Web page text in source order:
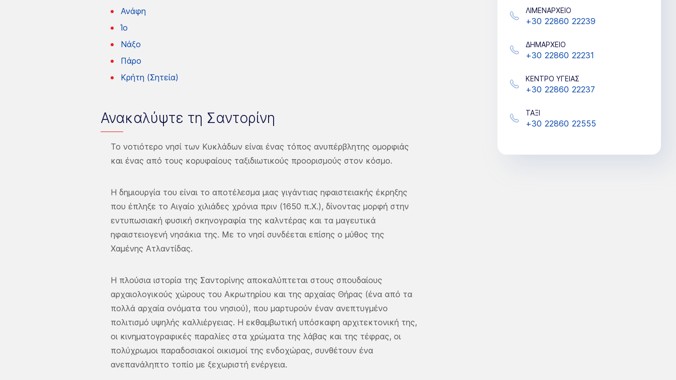
Ανάφη
Ίο
Νάξο
Πάρο
Κρήτη (Σητεία)
Ανακαλύψτε τη Σαντορίνη
Το νοτιότερο νησί των Κυκλάδων είναι ένας τόπος ανυπέρβλητης ομορφιάς
και ένας από τους κορυφαίους ταξιδιωτικούς προορισμούς στον κόσμο.
Η δημιουργία του είναι το αποτέλεσμα μιας γιγάντιας ηφαιστειακής έκρηξης
που έπληξε το Αιγαίο χιλιάδες χρόνια πριν (1650 π.Χ.), δίνοντας μορφή στην
εντυπωσιακή φυσική σκηνογραφία της καλντέρας και τα μαγευτικά
ηφαιστειογενή νησάκια της. Με το νησί συνδέεται επίσης ο μύθος της
Χαμένης Ατλαντίδας.
Η πλούσια ιστορία της Σαντορίνης αποκαλύπτεται στους σπουδαίους
αρχαιολογικούς χώρους του Ακρωτηρίου και της αρχαίας Θήρας (ένα από τα
πολλά αρχαία ονόματα του νησιού), που μαρτυρούν έναν ανεπτυγμένο
πολιτισμό υψηλής καλλιέργειας. Η εκθαμβωτική υπόσκαφη αρχιτεκτονική της,
οι κινηματογραφικές παραλίες στα χρώματα της λάβας και της τέφρας, οι
πολύχρωμοι παραδοσιακοί οικισμοί της ενδοχώρας, συνθέτουν ένα
ανεπανάληπτο τοπίο με ξεχωριστή ενέργεια.
ΛΙΜΕΝΑΡΧΕΙΟ
+30 22860 22239
ΔΗΜΑΡΧΕΙΟ
+30 22860 22231
KΕΝΤΡΟ ΥΓΕΙΑΣ
+30 22860 22237
TAΞΙ
+30 22860 22555